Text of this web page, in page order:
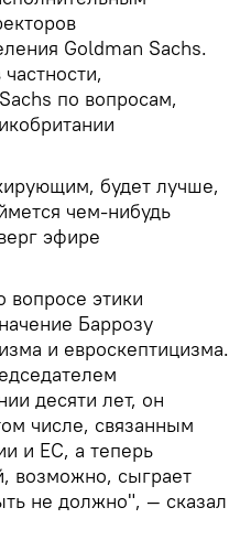
Goldman Sachs.
по вопросам,
будет лучше,
чем-нибудь
эфире
вопросе этики
Баррозу
и евроскептицизма.
десяти лет, он
числе, связанным
и ЕС, а теперь
возможно, сыграет
не должно", — сказал